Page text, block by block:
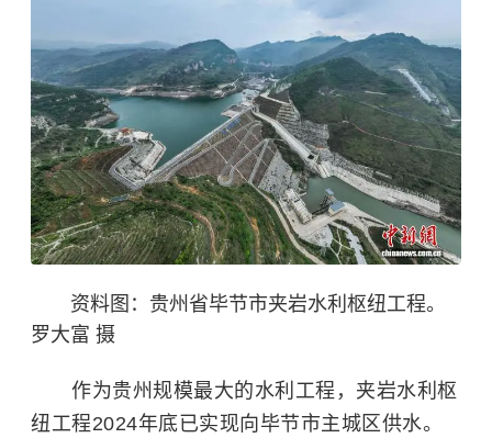
资料图：贵州省毕节市夹岩水利枢纽工程。
罗大富 摄
作为贵州规模最大的水利工程，夹岩水利枢
纽工程2024年底已实现向毕节市主城区供水。